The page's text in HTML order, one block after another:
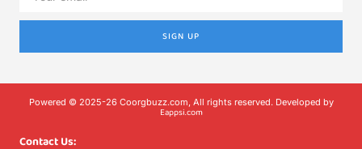
SIGN UP
Powered © 2025-26 Coorgbuzz.com, All rights reserved. Developed by
Eappsi.com
Contact Us: